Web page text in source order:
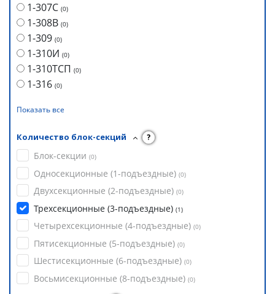
1-307С (0)
1-308В (0)
1-309 (0)
1-310И (0)
1-310ТСП (0)
1-316 (0)
Показать все
Количество блок-секций ?
Блок-секции (0)
Односекционные (1-подъездные) (0)
Двухсекционные (2-подъездные) (0)
Трехсекционные (3-подъездные) (1)
Четырехсекционные (4-подъездные) (0)
Пятисекционные (5-подъездные) (0)
Шестисекционные (6-подъездные) (0)
Восьмисекционные (8-подъездные) (0)